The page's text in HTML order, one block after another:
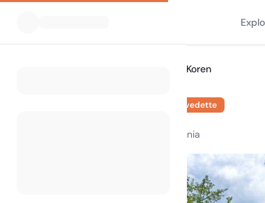
Kamp Koren
En vedette
Ladra 1B, 5222 Kobarid, Slovenia